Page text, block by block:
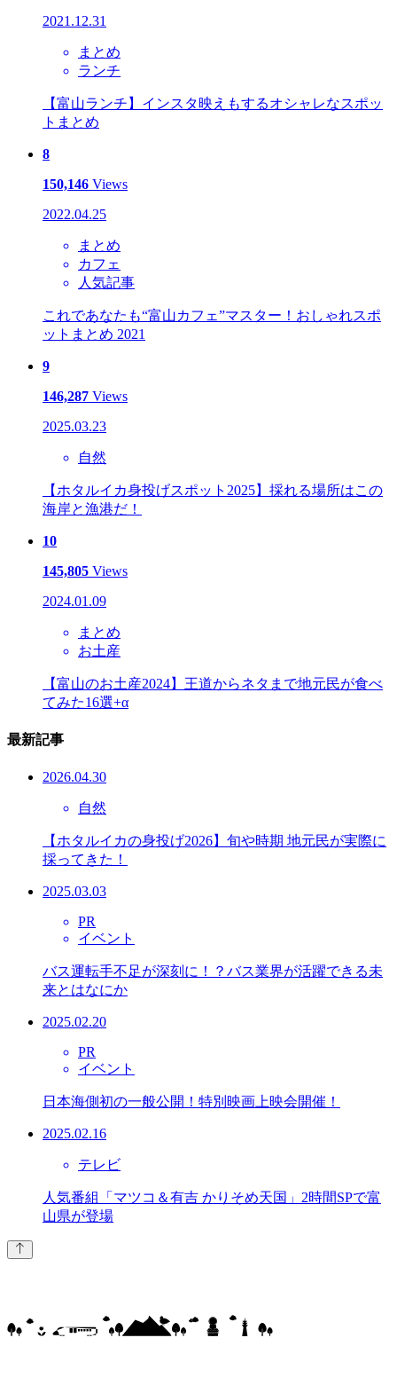
2021.12.31
まとめ
ランチ
【富山ランチ】インスタ映えもするオシャレなスポッ
トまとめ
8
150,146 Views
2022.04.25
まとめ
カフェ
人気記事
これであなたも“富山カフェ”マスター！おしゃれスポ
ットまとめ 2021
9
146,287 Views
2025.03.23
自然
【ホタルイカ身投げスポット2025】採れる場所はこの
海岸と漁港だ！
10
145,805 Views
2024.01.09
まとめ
お土産
【富山のお土産2024】王道からネタまで地元民が食べ
てみた16選+α
最新記事
2026.04.30
自然
【ホタルイカの身投げ2026】旬や時期 地元民が実際に
採ってきた！
2025.03.03
PR
イベント
バス運転手不足が深刻に！？バス業界が活躍できる未
来とはなにか
2025.02.20
PR
イベント
日本海側初の一般公開！特別映画上映会開催！
2025.02.16
テレビ
人気番組「マツコ＆有吉 かりそめ天国」2時間SPで富
山県が登場